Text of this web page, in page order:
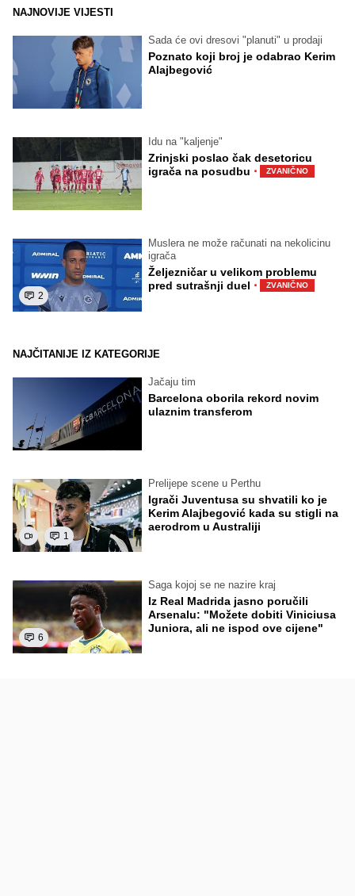
NAJNOVIJE VIJESTI
Sada će ovi dresovi "planuti" u prodaji
Poznato koji broj je odabrao Kerim
Alajbegović
Idu na "kaljenje"
Zrinjski poslao čak desetoricu
igrača na posudbu · ZVANIČNO
2
Muslera ne može računati na nekolicinu
igrača
Željezničar u velikom problemu
pred sutrašnji duel · ZVANIČNO
NAJČITANIJE IZ KATEGORIJE
Jačaju tim
Barcelona oborila rekord novim
ulaznim transferom
1
Prelijepe scene u Perthu
Igrači Juventusa su shvatili ko je
Kerim Alajbegović kada su stigli na
aerodrom u Australiji
6
Saga kojoj se ne nazire kraj
Iz Real Madrida jasno poručili
Arsenalu: "Možete dobiti Viniciusa
Juniora, ali ne ispod ove cijene"